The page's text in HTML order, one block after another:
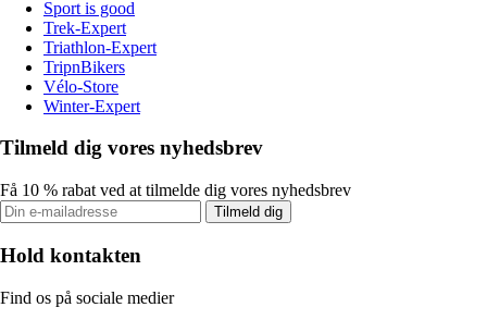
Sport is good
Trek-Expert
Triathlon-Expert
TripnBikers
Vélo-Store
Winter-Expert
Tilmeld dig vores nyhedsbrev
Få 10 % rabat ved at tilmelde dig vores nyhedsbrev
Tilmeld dig
Hold kontakten
Find os på sociale medier